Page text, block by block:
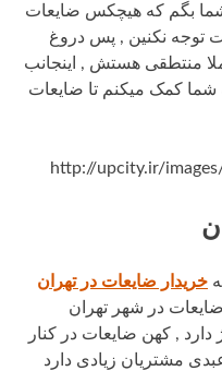
شما بگم که هیچکس ضایعات
توجه نکنین , پس دروغ
منتطقی هستش , اینجانب
شما کمک میکنم تا ضایعات
خریدار ضایعات در تهران
در شهر تهران
دارد , کهن ضایعات در کنار
مشتریان زیادی دارد